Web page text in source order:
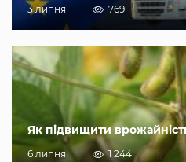
3 липня 769
Як підвищити
6 липня 1 244